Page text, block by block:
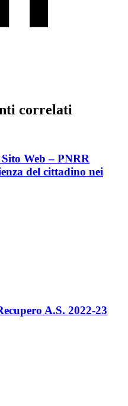
correlati
Web – PNRR
del cittadino nei
A.S. 2022-23